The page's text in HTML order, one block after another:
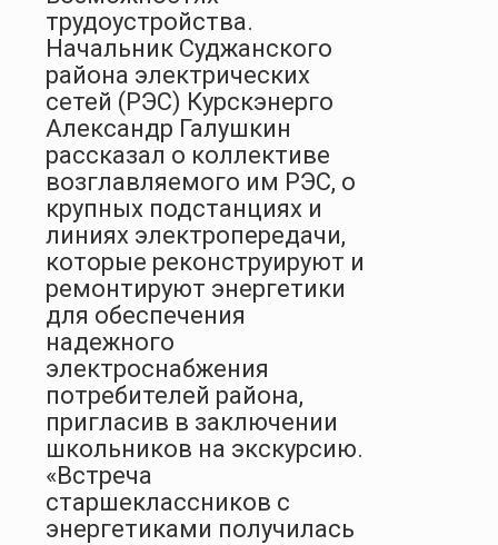
трудоустройства.
Начальник Суджанского
района электрических
сетей (РЭС) Курскэнерго
Александр Галушкин
рассказал о коллективе
возглавляемого им РЭС, о
крупных подстанциях и
линиях электропередачи,
которые реконструируют и
ремонтируют энергетики
для обеспечения
надежного
электроснабжения
потребителей района,
пригласив в заключении
школьников на экскурсию.
«Встреча
старшеклассников с
энергетиками получилась